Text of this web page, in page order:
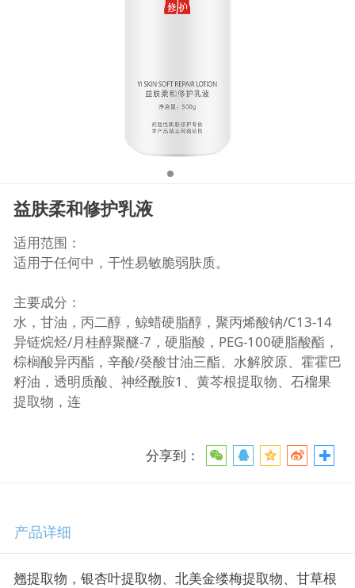
益肤柔和修护乳液
适用范围：
适用于任何中，干性易敏脆弱肤质。
主要成分：
水，甘油，丙二醇，鲸蜡硬脂醇，聚丙烯酸钠/C13-14
异链烷烃/月桂醇聚醚-7，硬脂酸，PEG-100硬脂酸酯，
棕榈酸异丙酯，辛酸/癸酸甘油三酯、水解胶原、霍霍巴
籽油，透明质酸、神经酰胺1、黄芩根提取物、石榴果
提取物，连
分享到：
产品详细
翘提取物，银杏叶提取物、北美金缕梅提取物、甘草根